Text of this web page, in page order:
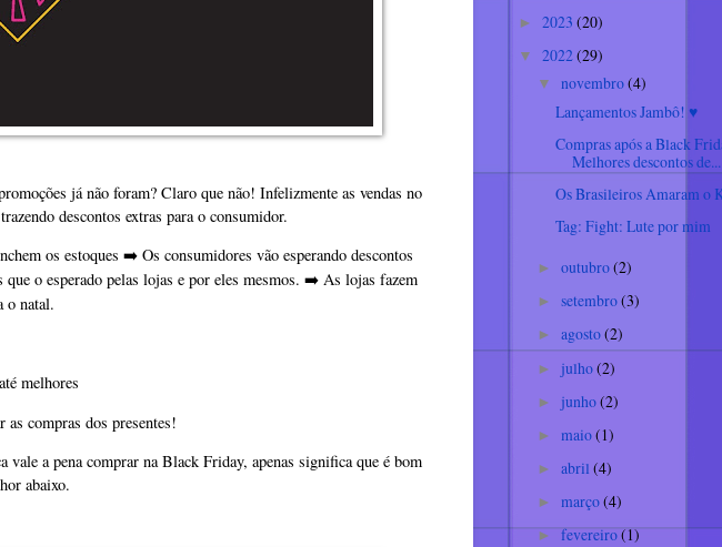
já não foram? Claro que não! Infelizmente as vendas no
descontos extras para o consumidor.
os estoques ➡ Os consumidores vão esperando descontos
o esperado pelas lojas e por eles mesmos. ➡ As lojas fazem
o natal.
melhores
as compras dos presentes!
a pena comprar na Black Friday, apenas significa que é bom
abaixo.
► 2023 (20)
▼ 2022(29)
▼ novembro(4)
Lançamentos Jambô! ♥
Compras após a Black
Melhores descontos de...
Os Brasileiros Amaram o
Tag: Fight: Lute por mim
► outubro(2)
► setembro(3)
► agosto(2)
► julho(2)
► junho(2)
► maio(1)
► abril (4)
► março(4)
► fevereiro(1)